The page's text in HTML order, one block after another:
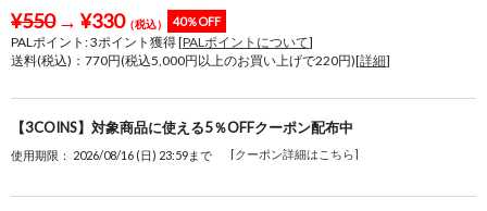
¥550→ ¥330（税込） 40％OFF
PALポイント:3ポイント獲得 [PALポイントについて]
送料(税込)：770円(税込5,000円以上のお買い上げで220円)[詳細]
【3COINS】対象商品に使える5％OFFクーポン配布中
使用期限： 2026/08/16 (日) 23:59まで [クーポン詳細はこちら]